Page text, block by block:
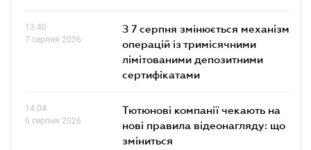
13.40
7 серпня 2026
З 7 серпня змінюється механізм
операцій із тримісячними
лімітованими депозитними
сертифікатами
14.04
6 серпня 2026
Тютюнові компанії чекають на
нові правила відеонагляду: що
зміниться